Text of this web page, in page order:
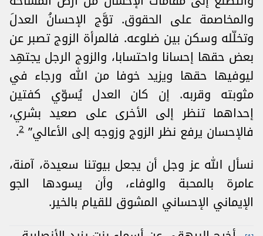
والمخاصمة على الحقوق. توَّج الإحسانُ العدلَ
وتخلّله وسكن بين ضلوعه. فالمرأة الزوج تصبر عن
بعض حقها إحسانا واحتسابا، والزوج الرجل يجتهِد
ليوفيها حقها ويزيد خوفا من الله ورجاء في
مثوبته وقربه. إن كان العدل يُسوّي كفتين
إحداهما تنظر إلى الأخرى على صعيد بشري،
فالإحسان يرفع نظر الزوج وزوجه إلى الأعالي” 2
.
نسأل الله عز وجل أن يجعل بيوتنا سعيدة، آمنة،
عامرة بالمحبة والوفاء، وأن يسودها الجو
الإيماني الإحساني المشوق للقيام بالخير.